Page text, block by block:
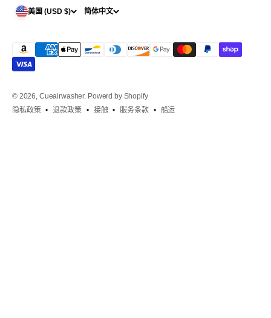
美国 (USD $) 简体中文
© 2026, Cueairwasher. Powerd by Shopify
隐私政策
退款政策 接触 服务条款 船运